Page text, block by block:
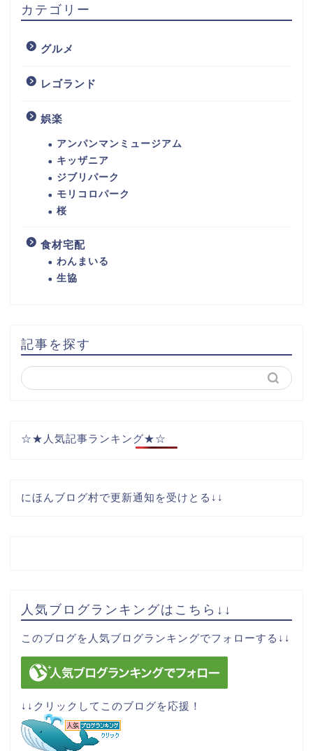
カテゴリー
グルメ
レゴランド
娯楽
アンパンマンミュージアム
キッザニア
ジブリパーク
モリコロパーク
桜
食材宅配
わんまいる
生協
記事を探す
☆★人気記事ランキング★☆
にほんブログ村で更新通知を受けとる↓↓
人気ブログランキングはこちら↓↓
このブログを人気ブログランキングでフォローする↓↓
↓↓クリックしてこのブログを応援！
お問い合わせ
運営者情報